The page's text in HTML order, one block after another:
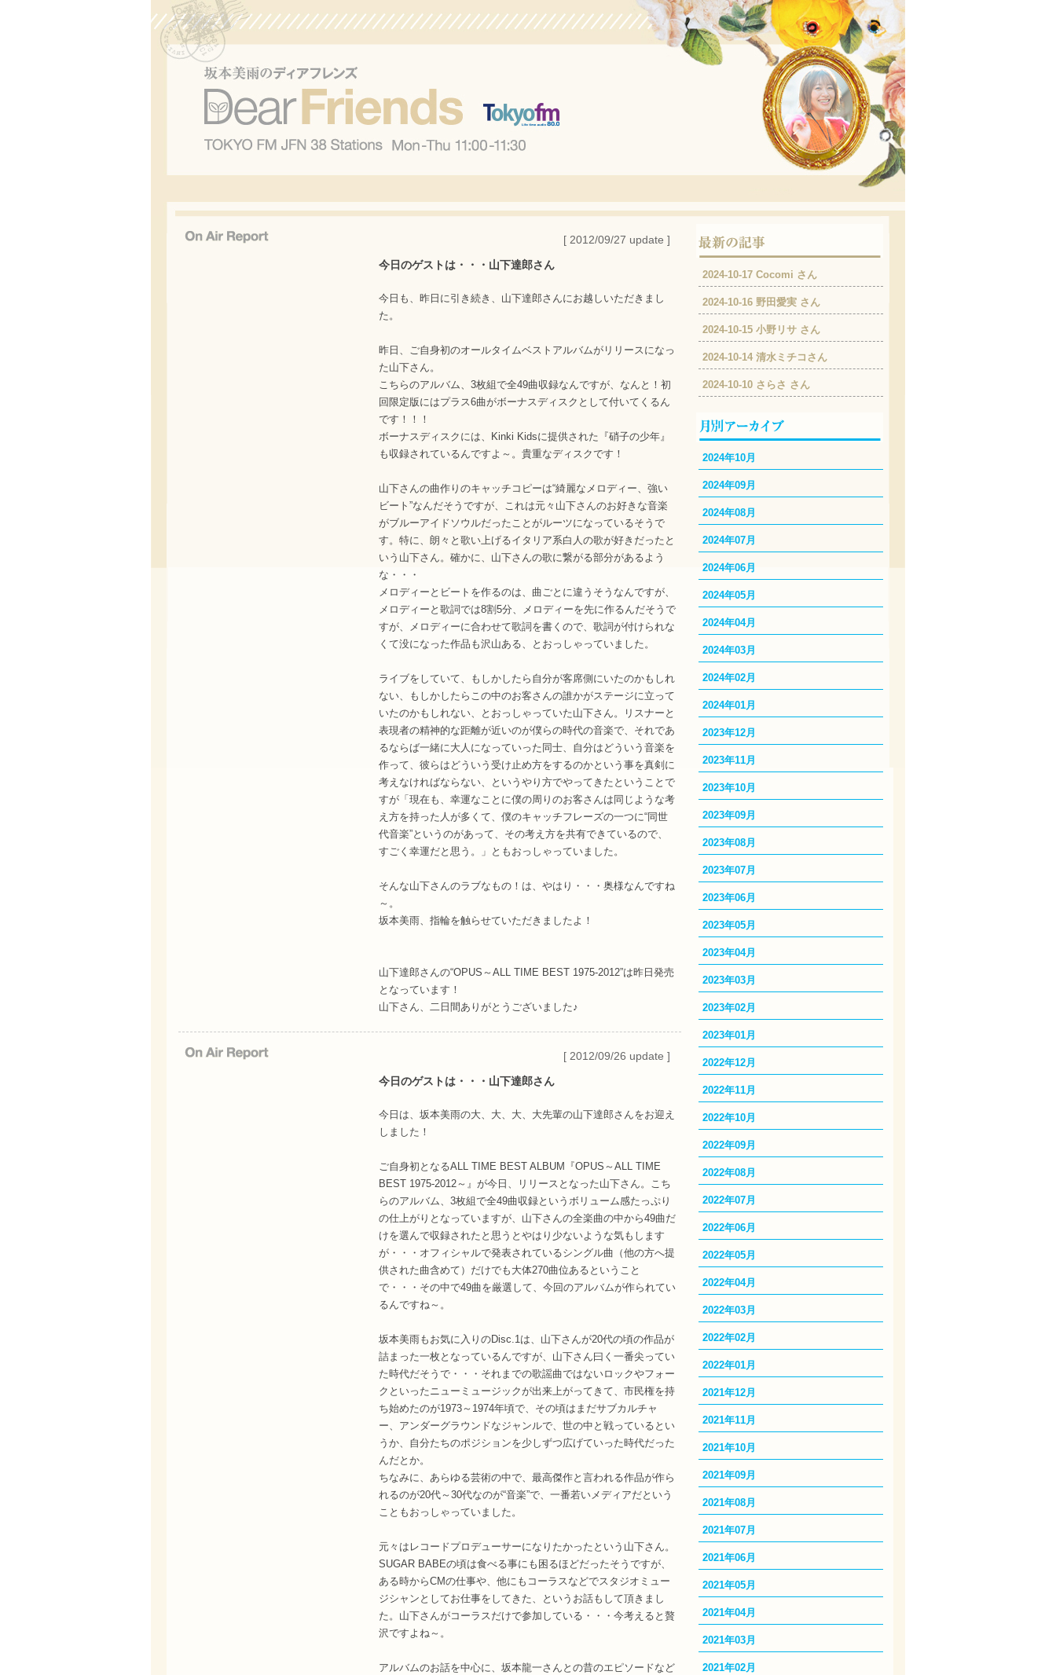
[ 2012/09/27 update ]
今日のゲストは・・・山下達郎さん
今日も、昨日に引き続き、山下達郎さんにお越しいただきまし
た。
昨日、ご自身初のオールタイムベストアルバムがリリースになっ
た山下さん。
こちらのアルバム、3枚組で全49曲収録なんですが、なんと！初
回限定版にはプラス6曲がボーナスディスクとして付いてくるん
です！！！
ボーナスディスクには、Kinki Kidsに提供された『硝子の少年』
も収録されているんですよ～。貴重なディスクです！
山下さんの曲作りのキャッチコピーは“綺麗なメロディー、強い
ビート”なんだそうですが、これは元々山下さんのお好きな音楽
がブルーアイドソウルだったことがルーツになっているそうで
す。特に、朗々と歌い上げるイタリア系白人の歌が好きだったと
いう山下さん。確かに、山下さんの歌に繋がる部分があるよう
な・・・
メロディーとビートを作るのは、曲ごとに違うそうなんですが、
メロディーと歌詞では8割5分、メロディーを先に作るんだそうで
すが、メロディーに合わせて歌詞を書くので、歌詞が付けられな
くて没になった作品も沢山ある、とおっしゃっていました。
ライブをしていて、もしかしたら自分が客席側にいたのかもしれ
ない、もしかしたらこの中のお客さんの誰かがステージに立って
いたのかもしれない、とおっしゃっていた山下さん。リスナーと
表現者の精神的な距離が近いのが僕らの時代の音楽で、それであ
るならば一緒に大人になっていった同士、自分はどういう音楽を
作って、彼らはどういう受け止め方をするのかという事を真剣に
考えなければならない、というやり方でやってきたということで
すが「現在も、幸運なことに僕の周りのお客さんは同じような考
え方を持った人が多くて、僕のキャッチフレーズの一つに“同世
代音楽”というのがあって、その考え方を共有できているので、
すごく幸運だと思う。」ともおっしゃっていました。
そんな山下さんのラブなもの！は、やはり・・・奥様なんですね
～。
坂本美雨、指輪を触らせていただきましたよ！
山下達郎さんの“OPUS～ALL TIME BEST 1975-2012”は昨日発売
となっています！
山下さん、二日間ありがとうございました♪
[ 2012/09/26 update ]
今日のゲストは・・・山下達郎さん
今日は、坂本美雨の大、大、大、大先輩の山下達郎さんをお迎え
しました！
ご自身初となるALL TIME BEST ALBUM『OPUS～ALL TIME
BEST 1975-2012～』が今日、リリースとなった山下さん。こち
らのアルバム、3枚組で全49曲収録というボリューム感たっぷり
の仕上がりとなっていますが、山下さんの全楽曲の中から49曲だ
けを選んで収録されたと思うとやはり少ないような気もします
が・・・オフィシャルで発表されているシングル曲（他の方へ提
供された曲含めて）だけでも大体270曲位あるということ
で・・・その中で49曲を厳選して、今回のアルバムが作られてい
るんですね～。
坂本美雨もお気に入りのDisc.1は、山下さんが20代の頃の作品が
詰まった一枚となっているんですが、山下さん曰く一番尖ってい
た時代だそうで・・・それまでの歌謡曲ではないロックやフォー
クといったニューミュージックが出来上がってきて、市民権を持
ち始めたのが1973～1974年頃で、その頃はまだサブカルチャ
ー、アンダーグラウンドなジャンルで、世の中と戦っているとい
うか、自分たちのポジションを少しずつ広げていった時代だった
んだとか。
ちなみに、あらゆる芸術の中で、最高傑作と言われる作品が作ら
れるのが20代～30代なのが“音楽”で、一番若いメディアだという
こともおっしゃっていました。
元々はレコードプロデューサーになりたかったという山下さん。
SUGAR BABEの頃は食べる事にも困るほどだったそうですが、
ある時からCMの仕事や、他にもコーラスなどでスタジオミュー
ジシャンとしてお仕事をしてきた、というお話もして頂きまし
た。山下さんがコーラスだけで参加している・・・今考えると贅
沢ですよね～。
アルバムのお話を中心に、坂本龍一さんとの昔のエピソードなど
2024-10-17 Cocomi さん
2024-10-16 野田愛実 さん
2024-10-15 小野リサ さん
2024-10-14 清水ミチコさん
2024-10-10 さらさ さん
2024年10月
2024年09月
2024年08月
2024年07月
2024年06月
2024年05月
2024年04月
2024年03月
2024年02月
2024年01月
2023年12月
2023年11月
2023年10月
2023年09月
2023年08月
2023年07月
2023年06月
2023年05月
2023年04月
2023年03月
2023年02月
2023年01月
2022年12月
2022年11月
2022年10月
2022年09月
2022年08月
2022年07月
2022年06月
2022年05月
2022年04月
2022年03月
2022年02月
2022年01月
2021年12月
2021年11月
2021年10月
2021年09月
2021年08月
2021年07月
2021年06月
2021年05月
2021年04月
2021年03月
2021年02月